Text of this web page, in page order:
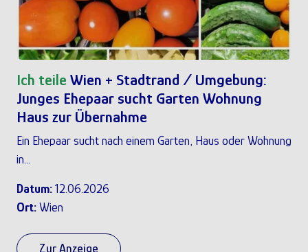
Ich teileWien + Stadtrand / Umgebung:
Junges Ehepaar sucht Garten Wohnung
Haus zur Übernahme
Ein Ehepaar sucht nach einem Garten, Haus oder Wohnung
in...
Datum: 12.06.2026
Ort: Wien
Zur Anzeige